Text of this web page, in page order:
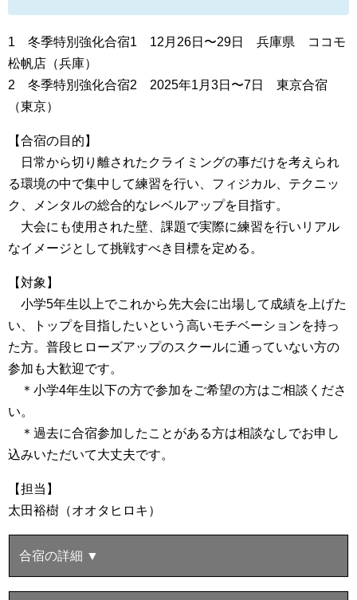
1 冬季特別強化合宿1 12月26日〜29日 兵庫県 ココモ
松帆店（兵庫）
2 冬季特別強化合宿2 2025年1月3日〜7日 東京合宿
（東京）
【合宿の目的】
日常から切り離されたクライミングの事だけを考えられ
る環境の中で集中して練習を行い、フィジカル、テクニッ
ク、メンタルの総合的なレベルアップを目指す。
大会にも使用された壁、課題で実際に練習を行いリアル
なイメージとして挑戦すべき目標を定める。
【対象】
小学5年生以上でこれから先大会に出場して成績を上げた
い、トップを目指したいという高いモチベーションを持っ
た方。普段ヒローズアップのスクールに通っていない方の
参加も大歓迎です。
＊小学4年生以下の方で参加をご希望の方はご相談くださ
い。
＊過去に合宿参加したことがある方は相談なしでお申し
込みいただいて大丈夫です。
【担当】
太田裕樹（オオタヒロキ）
合宿の詳細 ▼